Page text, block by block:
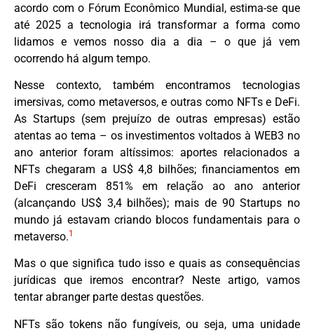
acordo com o Fórum Econômico Mundial, estima-se que
até 2025 a tecnologia irá transformar a forma como
lidamos e vemos nosso dia a dia – o que já vem
ocorrendo há algum tempo.
Nesse contexto, também encontramos tecnologias
imersivas, como metaversos, e outras como NFTs e DeFi.
As Startups (sem prejuízo de outras empresas) estão
atentas ao tema – os investimentos voltados à WEB3 no
ano anterior foram altíssimos: aportes relacionados a
NFTs chegaram a US$ 4,8 bilhões; financiamentos em
DeFi cresceram 851% em relação ao ano anterior
(alcançando US$ 3,4 bilhões); mais de 90 Startups no
mundo já estavam criando blocos fundamentais para o
metaverso.1
Mas o que significa tudo isso e quais as consequências
jurídicas que iremos encontrar? Neste artigo, vamos
tentar abranger parte destas questões.
NFTs são tokens não fungíveis, ou seja, uma unidade